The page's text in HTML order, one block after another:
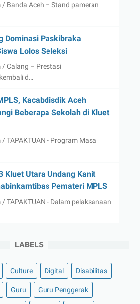
Banda Aceh – Stand pameran
Dominasi Paskibraka
Lolos Seleksi
/ Calang – Prestasi
d…
Kacabdisdik Aceh
Beberapa Sekolah di Kluet
TAPAKTUAN - Program Masa
Kluet Utara Undang Kanit
Pemateri MPLS
TAPAKTUAN - Dalam pelaksanaan
LABELS
Culture Digital Disabilitas
Guru Guru Penggerak